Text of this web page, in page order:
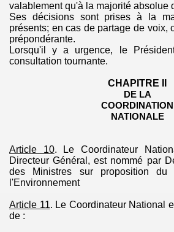
valablement qu'à la majorité absolue
Ses décisions sont prises à la
présents; en cas de partage de voix,
prépondérante.
Lorsqu'il y a urgence, le
consultation tournante.
CHAPITRE II
DE LA
COORDINATION
NATIONALE
Article 10.
Le Coordinateur
Directeur Général, est nommé par
des Ministres sur proposition du
l'Environnement
Article 11. Le Coordinateur National
de :